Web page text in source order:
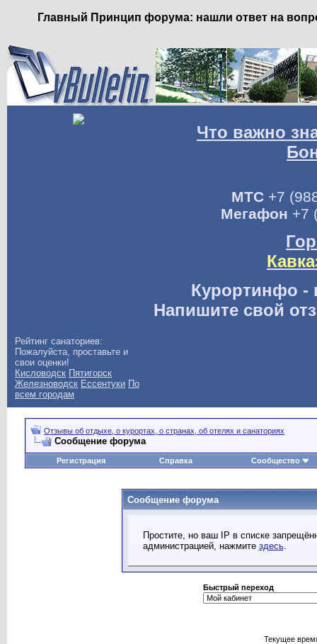
Главный Принцип форума: нашли ответ на
Что важно
МТС+7
Мегафон +7
Курортинфо -
Напишите свой
Рейтинг санаториев:
Пожалуйста, проставьте и
свои оценки!
Кисловодск Пятигорск
Железноводск Ессентуки По
всем городам
Отзывы об отдыхе, о курортах, о странах, об отелях и санаториях
Сообщение форума
Регистрация Справка Сообщество
Сообщение форума
Простите, но ваш IP в списке
администрацией, нажмите здесь.
Быстрый переход
Текущее